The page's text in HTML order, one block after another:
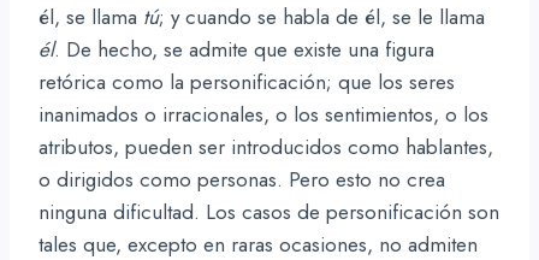
él, se llama tú; y cuando se habla de él, se le llama
él. De hecho, se admite que existe una figura
retórica como la personificación; que los seres
inanimados o irracionales, o los sentimientos, o los
atributos, pueden ser introducidos como hablantes,
o dirigidos como personas. Pero esto no crea
ninguna dificultad. Los casos de personificación son
tales que, excepto en raras ocasiones, no admiten